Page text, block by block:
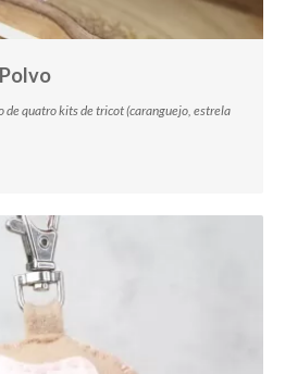
de quatro kits de tricot (caranguejo, estrela